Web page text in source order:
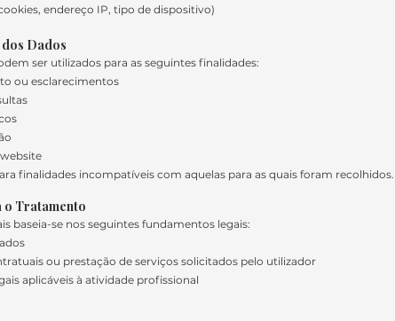
endereço IP, tipo de dispositivo)
Dados
ser utilizados para as seguintes finalidades:
ou esclarecimentos
finalidades incompatíveis com aquelas para as quais foram recolhidos.
o Tratamento
baseia-se nos seguintes fundamentos legais:
ou prestação de serviços solicitados pelo utilizador
aplicáveis à atividade profissional